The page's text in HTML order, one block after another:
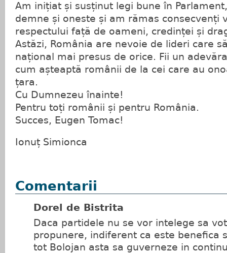
Am inițiat și susținut legi bune în
demne și oneste și am rămas consecvenți
respectului față de oameni, credinței și
Astăzi, România are nevoie de lideri care
național mai presus de orice. Fii un
cum așteaptă românii de la cei care au
țara.
Cu Dumnezeu înainte!
Pentru toți românii și pentru România.
Succes, Eugen Tomac!
Ionuț Simionca
Comentarii
Dorel de Bistrita
Daca partidele nu se vor intelege sa
propunere, indiferent ca este benefica
tot Bolojan asta sa guverneze in